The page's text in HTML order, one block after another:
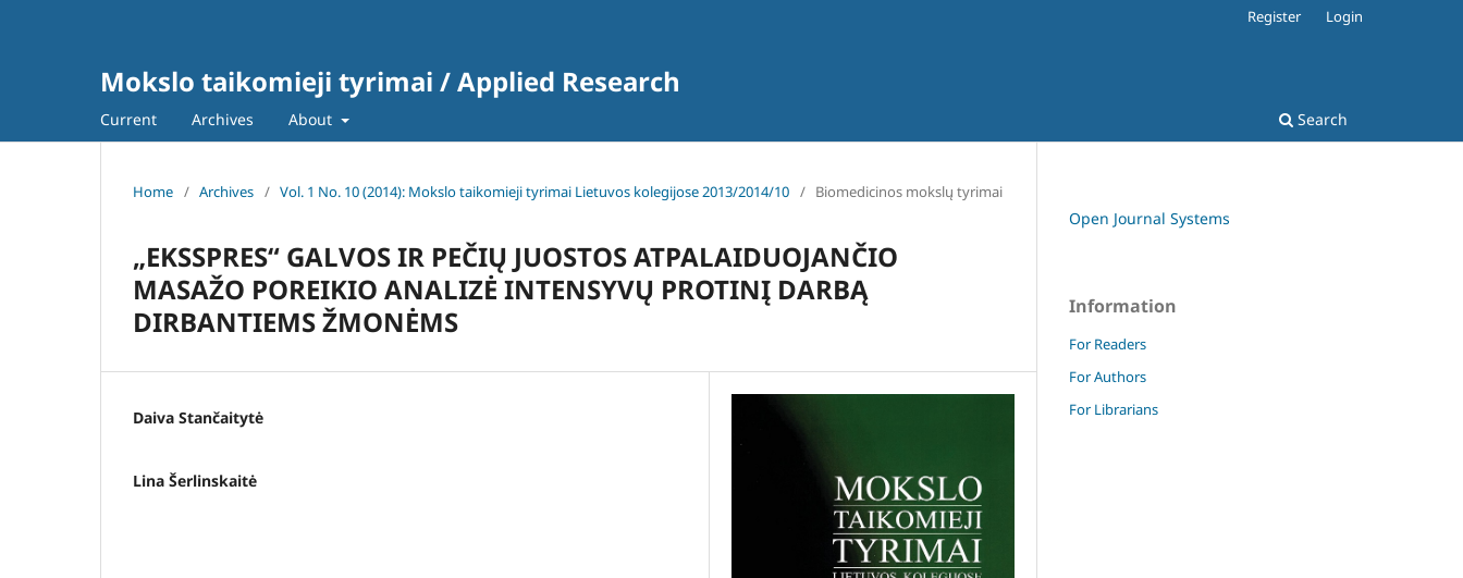
Mokslo taikomieji tyrimai / Applied Research
Current Archives About Search
Register Login
Home / Archives / Vol. 1 No. 10 (2014): Mokslo taikomieji tyrimai Lietuvos kolegijose 2013/2014/10 / Biomedicinos mokslų tyrimai
„EKSSPRES“ GALVOS IR PEČIŲ JUOSTOS ATPALAIDUOJANČIO
MASAŽO POREIKIO ANALIZĖ INTENSYVŲ PROTINĮ DARBĄ
DIRBANTIEMS ŽMONĖMS
Daiva Stančaitytė
Lina Šerlinskaitė
Open Journal Systems
Information
For Readers
For Authors
For Librarians